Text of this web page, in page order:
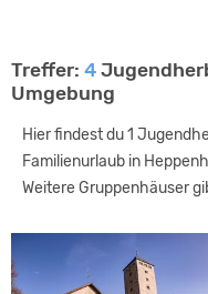
Treffer: 4
Umgebung
Hier findest du 1
Familienurlaub in
Weitere Gruppenhäuser